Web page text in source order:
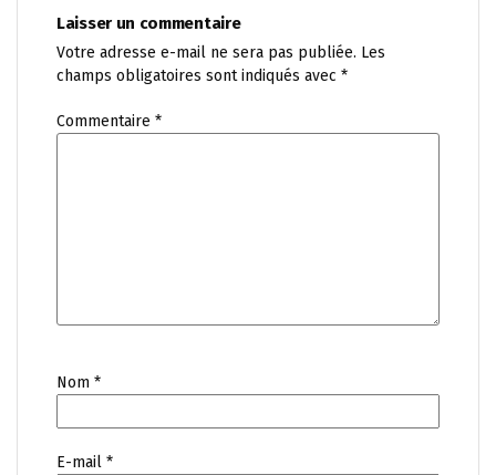
Laisser un commentaire
Votre adresse e-mail ne sera pas publiée. Les
champs obligatoires sont indiqués avec *
Commentaire *
Nom *
E-mail *